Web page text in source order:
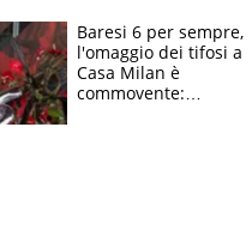
circondati
dall'affetto dei tifosi
Baresi 6 per sempre,
l'omaggio dei tifosi a
Casa Milan è
commovente: